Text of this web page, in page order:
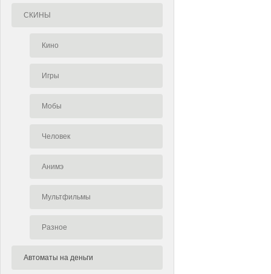
СКИНЫ
Кино
Игры
Мобы
Человек
Анимэ
Мультфильмы
Разное
Автоматы на деньги